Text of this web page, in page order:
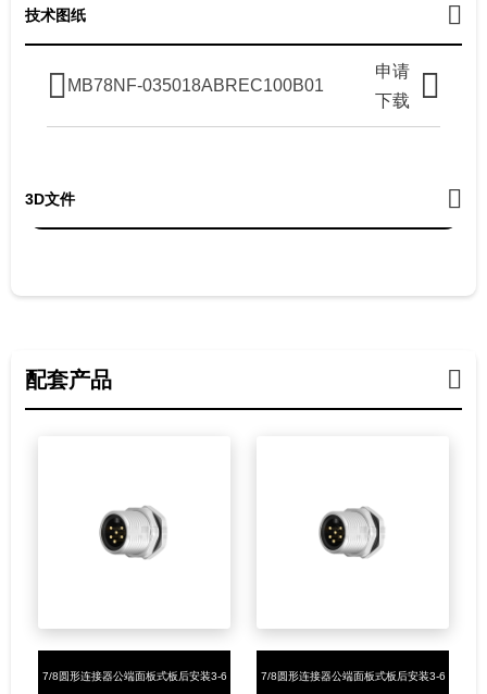
技术图纸
MB78NF-035018ABREC100B01
申请
下载
3D文件
配套产品
7/8圆形连接器公端面板式板后安装3-6 7/8圆形连接器公端面板式板后安装3-6